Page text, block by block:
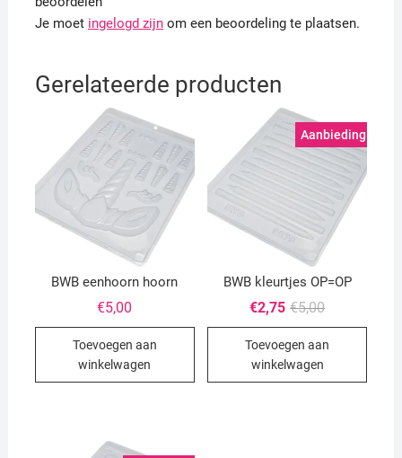
Je moet ingelogd zijnom een beoordeling te plaatsen.
Gerelateerde producten
BWB eenhoorn hoorn
€5,00
Toevoegen aan
winkelwagen
Aanbieding!
BWB kleurtjes OP=OP
€5,00
€5,00.
€2,75
Huidige
€2,75.
Toevoegen aan
winkelwagen